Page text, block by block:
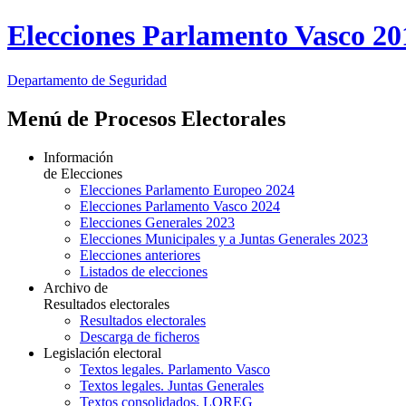
Elecciones Parlamento Vasco
Departamento de Seguridad
Menú de Procesos Electorales
Información
de Elecciones
Elecciones Parlamento Europeo 2024
Elecciones Parlamento Vasco 2024
Elecciones Generales 2023
Elecciones Municipales y a Juntas Generales 2023
Elecciones anteriores
Listados de elecciones
Archivo de
Resultados electorales
Resultados electorales
Descarga de ficheros
Legislación electoral
Textos legales. Parlamento Vasco
Textos legales. Juntas Generales
Textos consolidados. LOREG